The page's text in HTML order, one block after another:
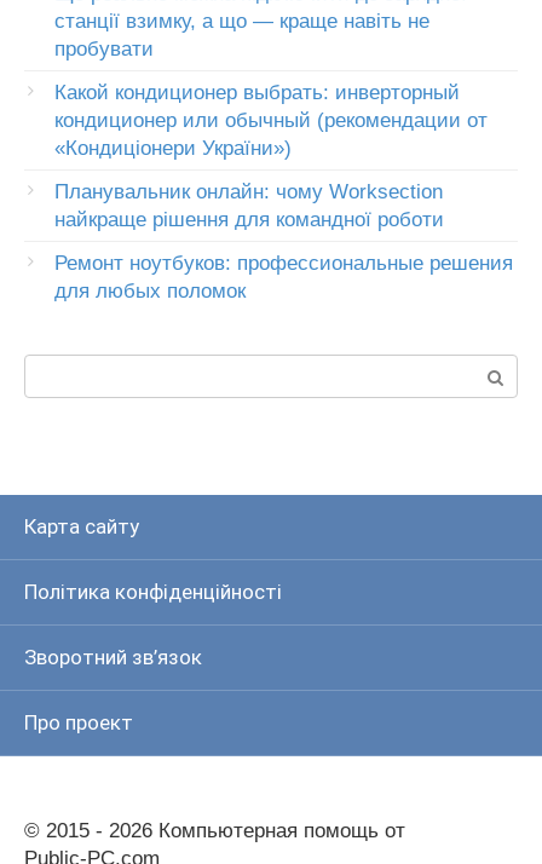
станції взимку, а що — краще навіть не
пробувати
Какой кондиционер выбрать: инверторный
кондиционер или обычный (рекомендации от
«Кондиціонери України»)
Планувальник онлайн: чому Worksection
найкраще рішення для командної роботи
Ремонт ноутбуков: профессиональные решения
для любых поломок
Карта сайту
Політика конфіденційності
Зворотний зв’язок
Про проект
© 2015 - 2026 Компьютерная помощь от
Public-PC.com